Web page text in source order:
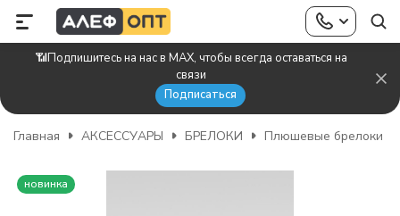
📶Подпишитесь на нас в MAX, чтобы всегда оставаться на
связи
Подписаться
Главная АКСЕССУАРЫ БРЕЛОКИ Плюшевые брелоки
новинка